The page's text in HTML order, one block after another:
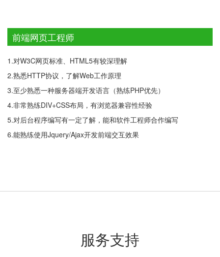
前端网页工程师
1.对W3C网页标准、HTML5有较深理解
2.熟悉HTTP协议，了解Web工作原理
3.至少熟悉一种服务器端开发语言（熟练PHP优先）
4.非常熟练DIV+CSS布局，有浏览器兼容性经验
5.对后台程序编写有一定了解，能和软件工程师合作编写
6.能熟练使用Jquery/Ajax开发前端交互效果
服务支持